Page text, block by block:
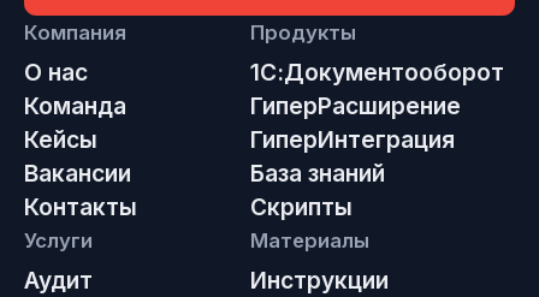
Компания
О нас
Команда
Кейсы
Вакансии
Контакты
Продукты
1С:Документооборот
ГиперРасширение
ГиперИнтеграция
База знаний
Скрипты
Услуги
Аудит
Материалы
Инструкции